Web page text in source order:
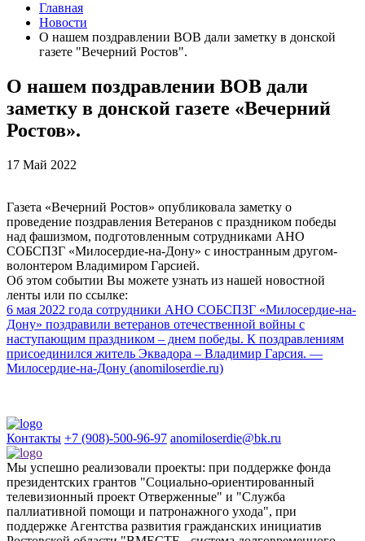
Главная
Новости
О нашем поздравлении ВОВ дали заметку в донской
газете "Вечерний Ростов".
О нашем поздравлении ВОВ дали
заметку в донской газете «Вечерний
Ростов».
17 Май 2022
Газета «Вечерний Ростов» опубликовала заметку о
проведение поздравления Ветеранов с праздником победы
над фашизмом, подготовленным сотрудниками АНО
СОБСПЗГ «Милосердие-на-Дону» с иностранным другом-
волонтером Владимиром Гарсией.
Об этом событии Вы можете узнать из нашей новостной
ленты или по ссылке:
6 мая 2022 года сотрудники АНО СОБСПЗГ «Милосердие-на-
Дону» поздравили ветеранов отечественной войны с
наступающим праздником – днем победы. К поздравлениям
присоединился житель Эквадора – Владимир Гарсия. —
Милосердие-на-Дону (anomiloserdie.ru)
Контакты +7 (908)-500-96-97 anomiloserdie@bk.ru
Мы успешно реализовали проекты: при поддержке фонда
президентских грантов "Социально-ориентированный
телевизионный проект Отверженные" и "Служба
паллиативной помощи и патронажного ухода", при
поддержке Агентства развития гражданских инициатив